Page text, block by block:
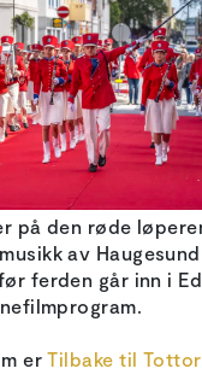
på den røde
av
ferden går inn i
er Tilbake til